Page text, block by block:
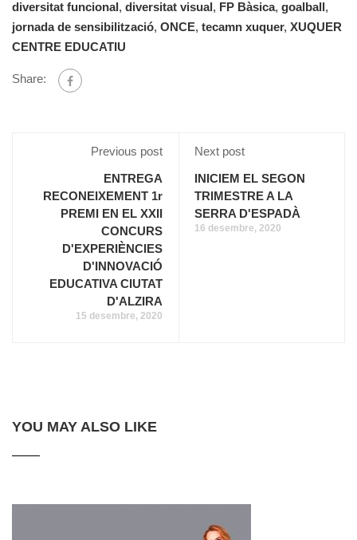
diversitat funcional, diversitat visual, FP Bàsica, goalball,
jornada de sensibilització, ONCE, tecamn xuquer, XUQUER
CENTRE EDUCATIU
Share:
Previous post
ENTREGA
RECONEIXEMENT 1r
PREMI EN EL XXII
CONCURS
D'EXPERIÈNCIES
D'INNOVACIÓ
EDUCATIVA CIUTAT
D'ALZIRA
15 desembre, 2020
Next post
INICIEM EL SEGON
TRIMESTRE A LA
SERRA D'ESPADÀ
16 desembre, 2020
YOU MAY ALSO LIKE